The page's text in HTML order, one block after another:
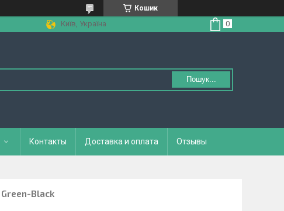
Кошик
Київ, Україна
Пошук...
Контакты Доставка и оплата Отзывы
Black